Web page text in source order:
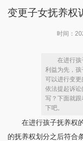
变更子女抚养权
时间：
在进行孩
利益为先，
可以进行变
依法提起诉
写？下面就
下吧。
在进行孩子抚养权
的抚养权划分之后符合